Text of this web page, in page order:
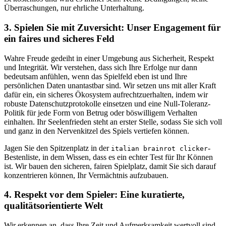
Überraschungen, nur ehrliche Unterhaltung.
3. Spielen Sie mit Zuversicht: Unser Engagement für
ein faires und sicheres Feld
Wahre Freude gedeiht in einer Umgebung aus Sicherheit, Respekt
und Integrität. Wir verstehen, dass sich Ihre Erfolge nur dann
bedeutsam anfühlen, wenn das Spielfeld eben ist und Ihre
persönlichen Daten unantastbar sind. Wir setzen uns mit aller Kraft
dafür ein, ein sicheres Ökosystem aufrechtzuerhalten, indem wir
robuste Datenschutzprotokolle einsetzen und eine Null-Toleranz-
Politik für jede Form von Betrug oder böswilligem Verhalten
einhalten. Ihr Seelenfrieden steht an erster Stelle, sodass Sie sich voll
und ganz in den Nervenkitzel des Spiels vertiefen können.
Jagen Sie den Spitzenplatz in der italian brainrot clicker-
Bestenliste, in dem Wissen, dass es ein echter Test für Ihr Können
ist. Wir bauen den sicheren, fairen Spielplatz, damit Sie sich darauf
konzentrieren können, Ihr Vermächtnis aufzubauen.
4. Respekt vor dem Spieler: Eine kuratierte,
qualitätsorientierte Welt